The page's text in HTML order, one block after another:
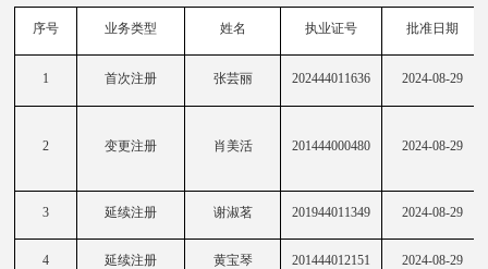
序号 业务类型 姓名 执业证号 批准日期
1 首次注册 张芸丽 202444011636 2024-08-29
2 变更注册 肖美活 201444000480 2024-08-29
3 延续注册 谢淑茗 201944011349 2024-08-29
4 延续注册 黄宝琴 201444012151 2024-08-29